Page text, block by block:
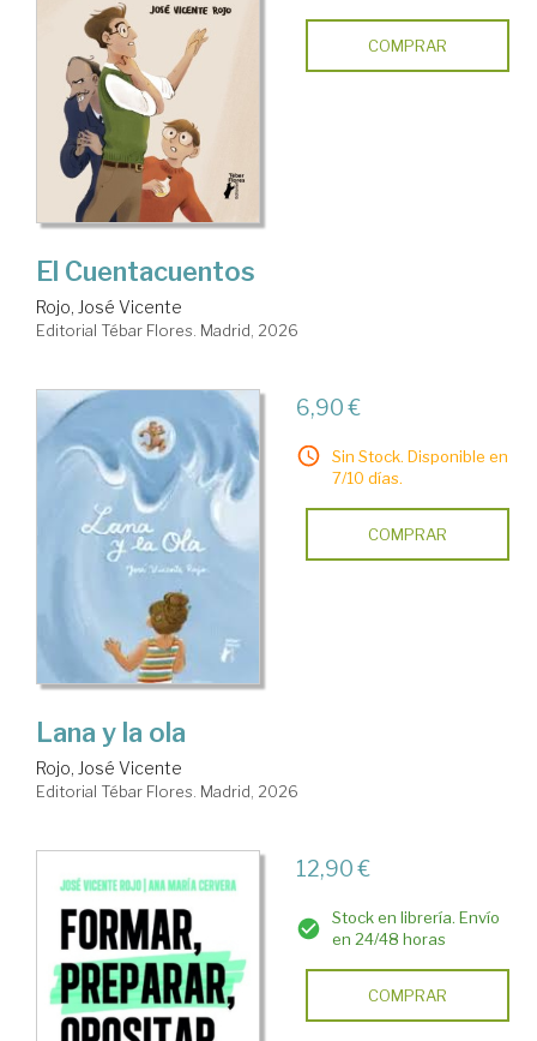
COMPRAR
El Cuentacuentos
Rojo, José Vicente
Editorial Tébar Flores. Madrid, 2026
6,90 €
Sin Stock. Disponible en
7/10 días.
COMPRAR
Lana y la ola
Rojo, José Vicente
Editorial Tébar Flores. Madrid, 2026
12,90 €
Stock en librería. Envío
en 24/48 horas
COMPRAR